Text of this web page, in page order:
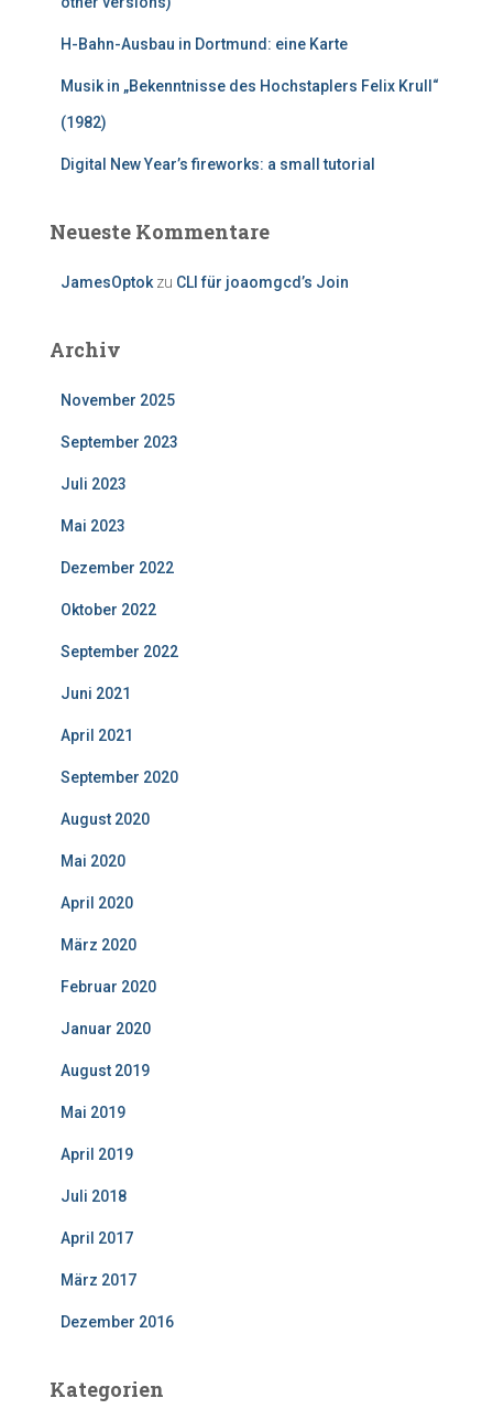
H-Bahn-Ausbau in Dortmund: eine Karte
Musik in „Bekenntnisse des Hochstaplers Felix Krull“
(1982)
Digital New Year’s fireworks: a small tutorial
Neueste Kommentare
JamesOptok zu CLI für joaomgcd’s Join
Archiv
November 2025
September 2023
Juli 2023
Mai 2023
Dezember 2022
Oktober 2022
September 2022
Juni 2021
April 2021
September 2020
August 2020
Mai 2020
April 2020
März 2020
Februar 2020
Januar 2020
August 2019
Mai 2019
April 2019
Juli 2018
April 2017
März 2017
Dezember 2016
Kategorien